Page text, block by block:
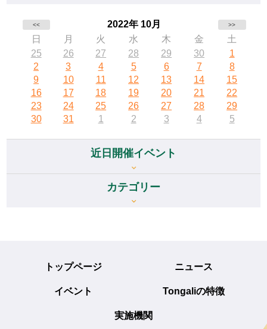
<< 2022年 10月 >>
日 月 火 水 木 金
土
25
26 27 28 29 30
1
2
3 4 5 6 7
8
9
10 11 12 13 14
15
16
17 18 19 20 21
22
23
24 25 26 27 28
29
30
31 1 2 3 4 5
近日開催イベント
カテゴリー
トップページ ニュース
イベント Tongaliの特徴
実施機関